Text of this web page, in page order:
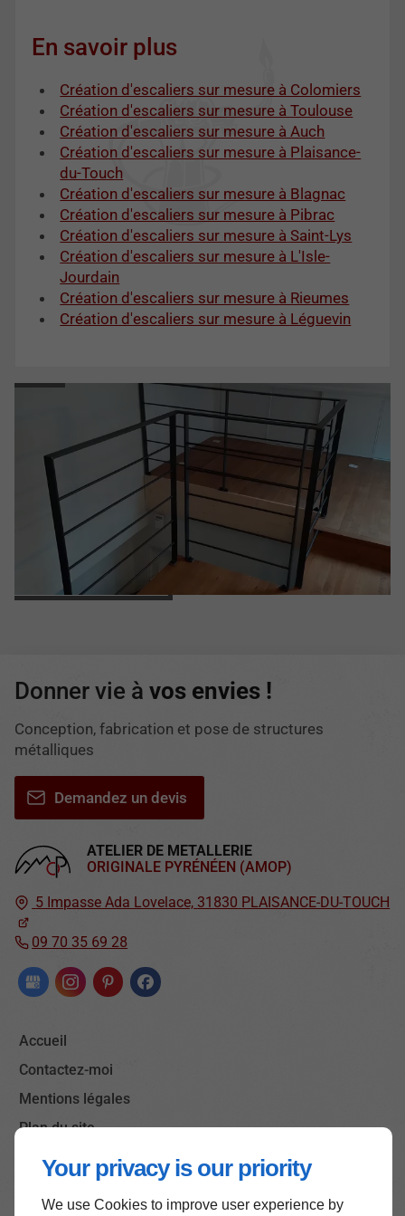
Your privacy is our priority
We use Cookies to improve user experience by
En savoir plus
Création d'escaliers sur mesure à Colomiers
Création d'escaliers sur mesure à Toulouse
Création d'escaliers sur mesure à Auch
Création d'escaliers sur mesure à Plaisance-
du-Touch
Création d'escaliers sur mesure à Blagnac
Création d'escaliers sur mesure à Pibrac
Création d'escaliers sur mesure à Saint-Lys
Création d'escaliers sur mesure à L'Isle-
Jourdain
Création d'escaliers sur mesure à Rieumes
Création d'escaliers sur mesure à Léguevin
ATELIER DE METALLERIE
ORIGINALE PYRÉNÉEN (AMOP)
5 Impasse Ada Lovelace, 31830 PLAISANCE-DU-TOUCH
09 70 35 69 28
Accueil
Contactez-moi
Mentions légales
Plan du site
Donner vie à vos envies !
Conception, fabrication et pose de structures
métalliques
Demandez un devis
Haut de page